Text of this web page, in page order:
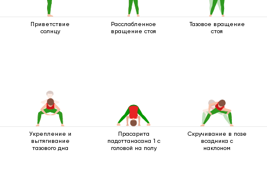
Приветствие
солнцу
Расслабленное
вращение стоя
Тазовое вращение
стоя
Укрепление и
вытягивание
тазового дна
Прасарита
падоттанасана 1 с
головой на полу
Скручивание в позе
всадника с
наклоном